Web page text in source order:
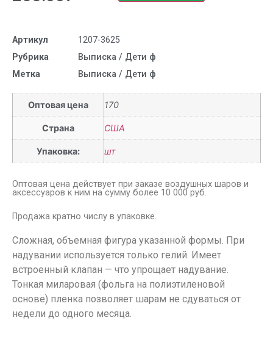
Артикул
1207-3625
Рубрика
Выписка / Дети ф
Метка
Выписка / Дети ф
Оптовая цена 170
Страна США
Упаковка: шт
Оптовая цена действует при заказе воздушных шаров и
аксессуаров к ним на сумму более 10 000 руб.
Продажа кратно числу в упаковке.
Сложная, объемная фигура указанной формы. При
надувании используется только гелий. Имеет
встроенный клапан — что упрощает надувание.
Тонкая миларовая (фольга на полиэтиленовой
основе) пленка позволяет шарам не сдуваться от
недели до одного месяца.